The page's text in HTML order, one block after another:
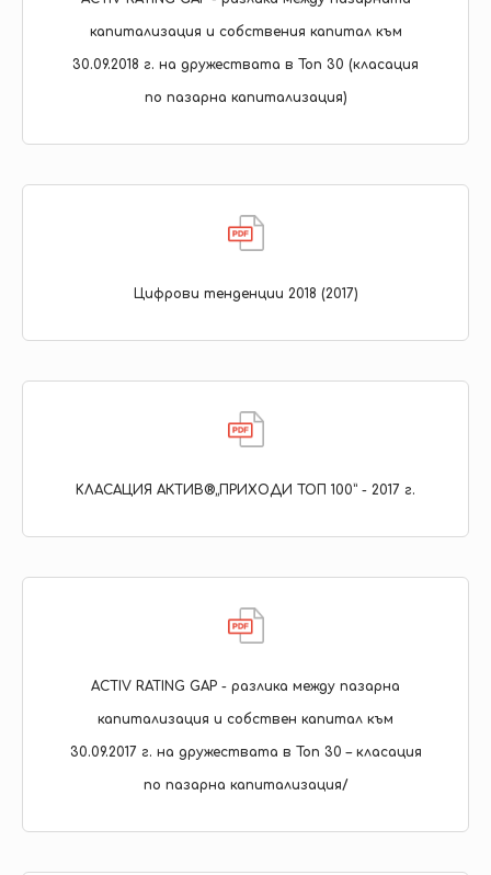
капитализация и собствения капитал към
30.09.2018 г. на дружествата в Топ 30 (класация
по пазарна капитализация)
Цифрови тенденции 2018 (2017)
KЛАСАЦИЯ АКТИВ®„ПРИХОДИ ТОП 100” - 2017 г.
ACTIV RATING GAP - разлика между пазарна
капитализация и собствен капитал към
30.09.2017 г. на дружествата в Топ 30 – класация
по пазарна капитализация/